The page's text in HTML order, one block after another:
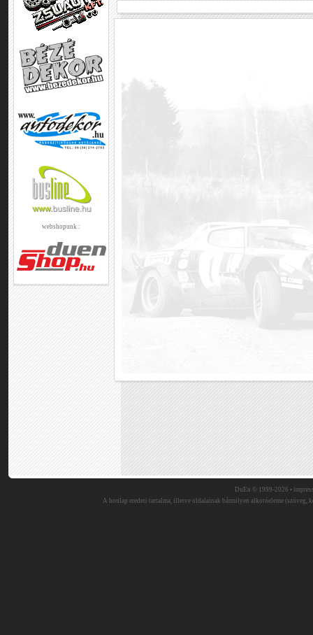
webshopunk :
DuEn © 1999-2026 •
A honlap eredeti tartalma, illetve oldalainak bármilyen alkotóeleme (szöveg,